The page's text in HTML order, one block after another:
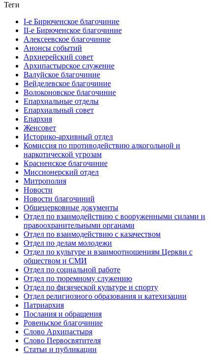
Теги
I-е Бирюченское благочиние
II-е Бирюченское благочиние
Алексеевское благочиние
Анонсы событий
Архиерейский совет
Архипастырское служение
Валуйское благочиние
Вейделевское благочиние
Волоконовское благочиние
Епархиальные отделы
Епархиальный совет
Епархия
Женсовет
Историко-архивный отдел
Комиссия по противодействию алкогольной и
наркотической угрозам
Красненское благочиние
Миссионерский отдел
Митрополия
Новости
Новости благочиний
Общецерковные документы
Отдел по взаимодействию с вооруженными силами и
правоохранительными органами
Отдел по взаимодействию с казачеством
Отдел по делам молодежи
Отдел по культуре и взаимоотношениям Церкви с
обществом и СМИ
Отдел по социальной работе
Отдел по тюремному служению
Отдел по физической культуре и спорту
Отдел религиозного образования и катехизации
Патриархия
Послания и обращения
Ровеньское благочиние
Слово Архипастыря
Слово Первосвятителя
Статьи и публикации